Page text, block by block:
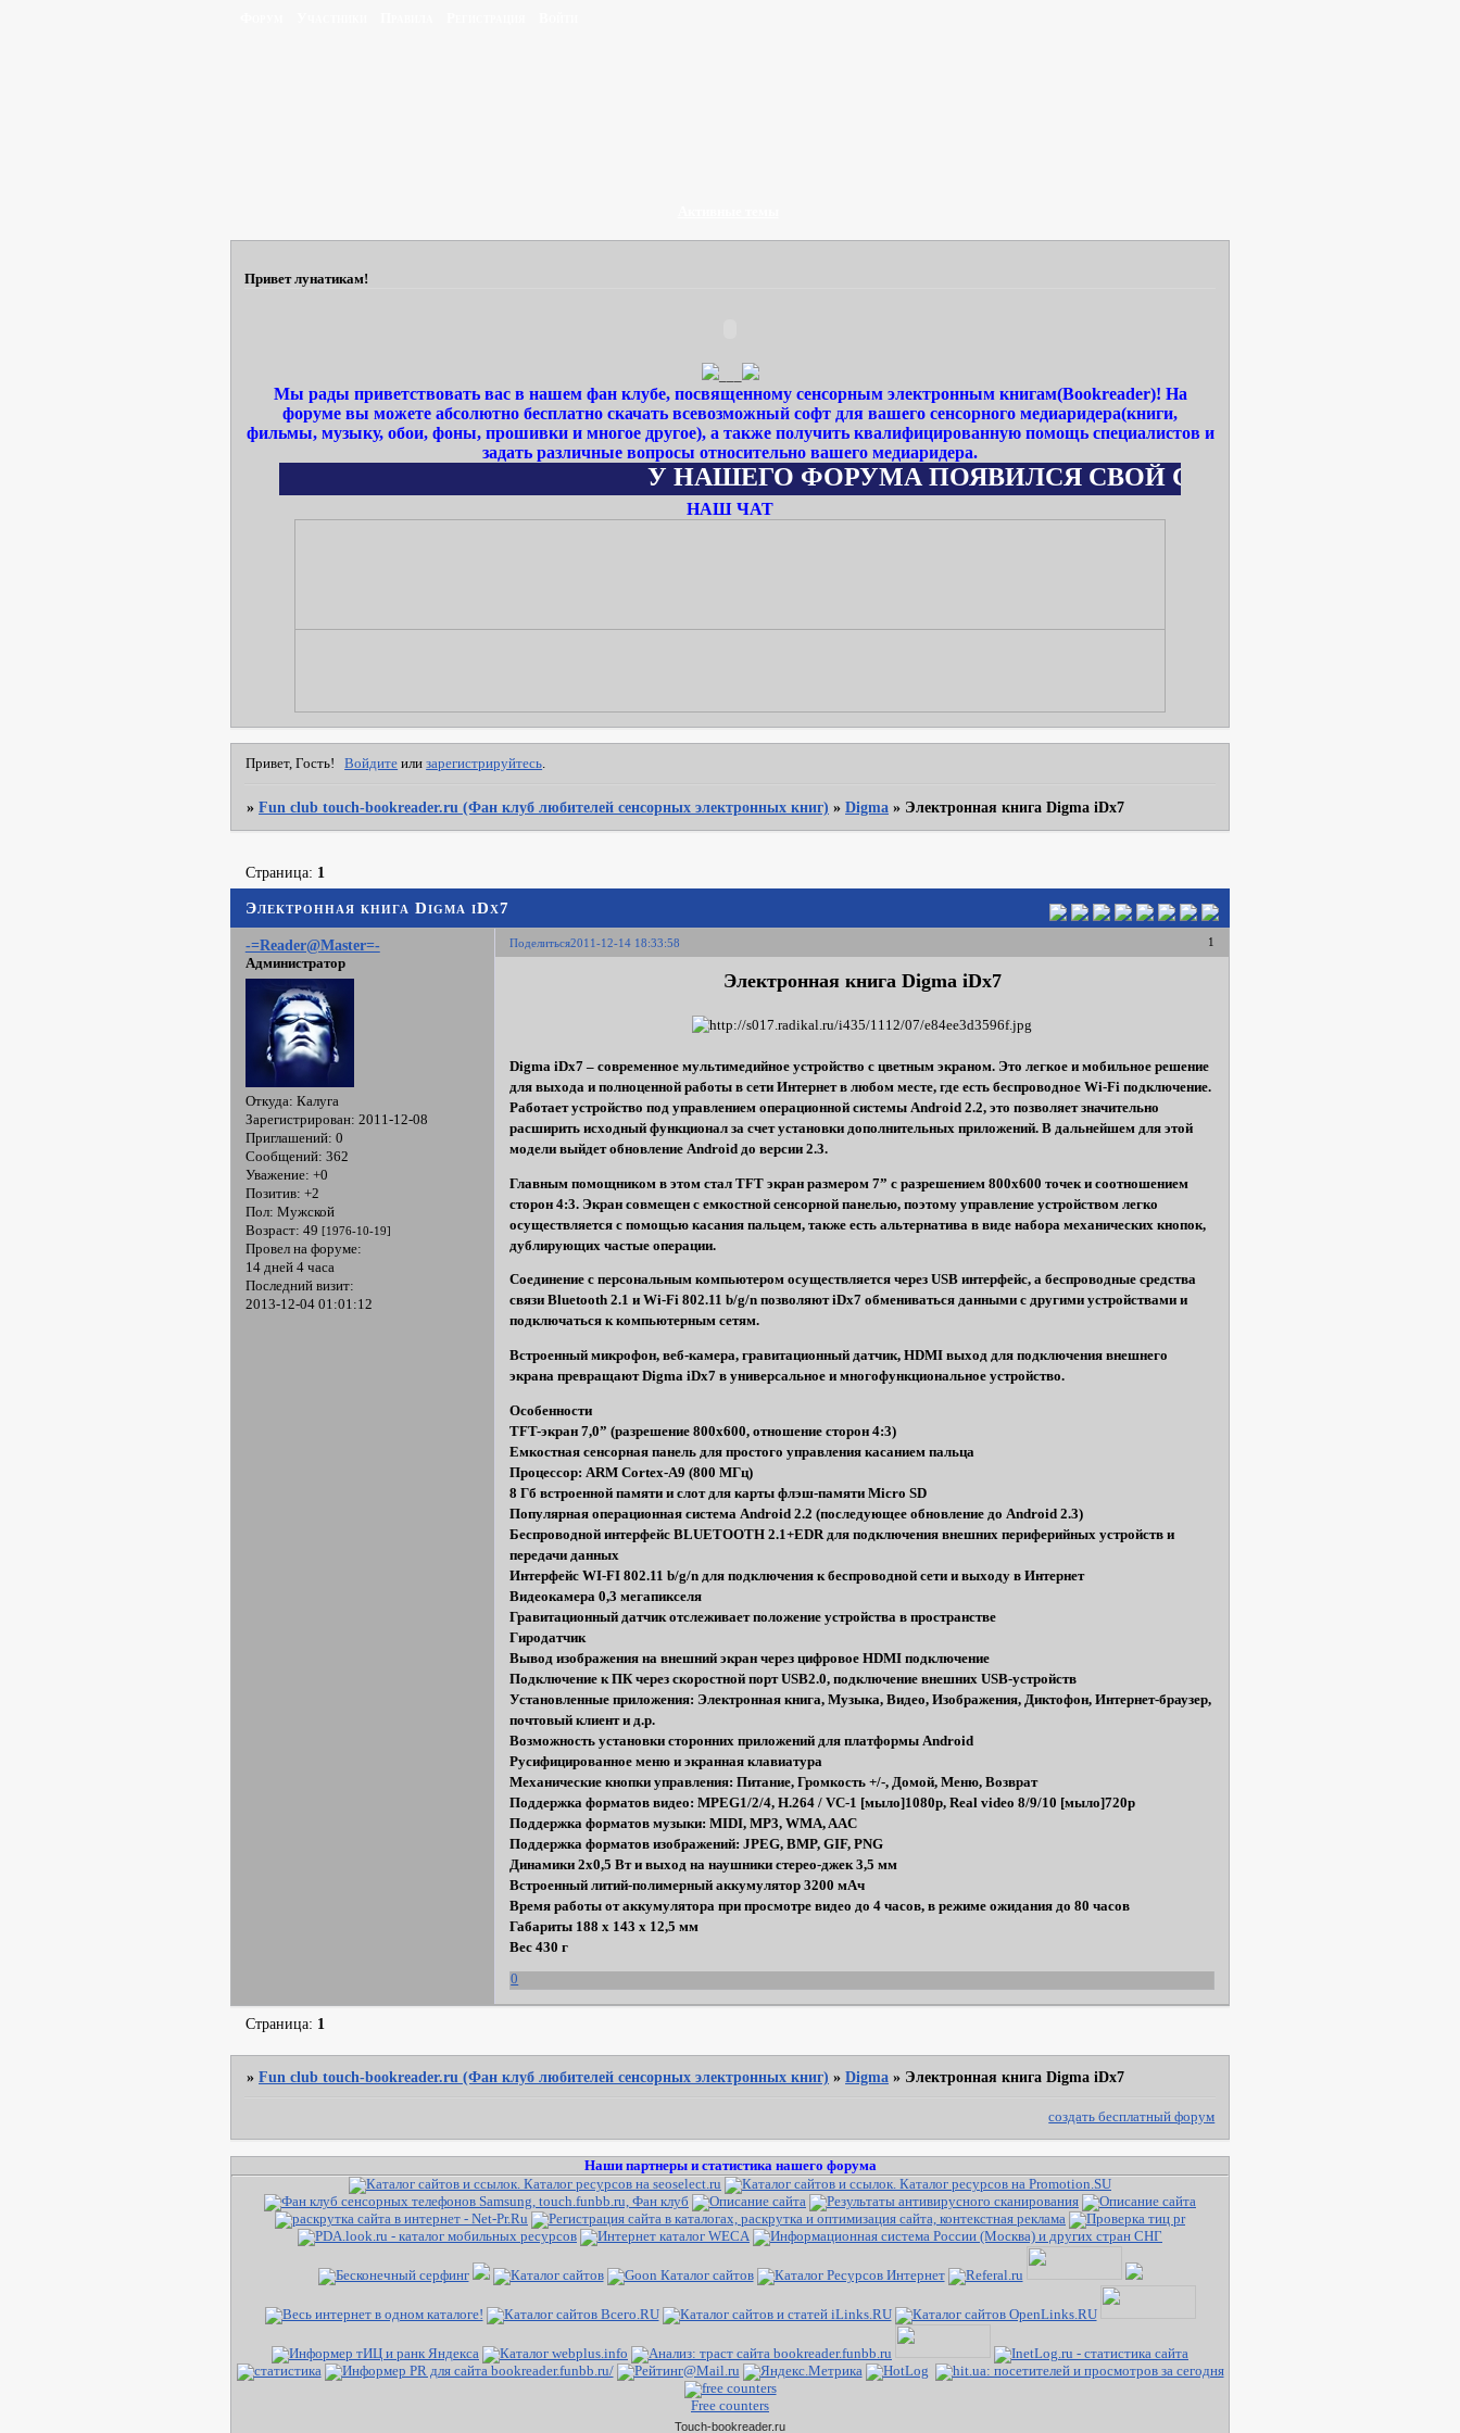
Привет лунатикам!
___
Мы рады приветствовать вас в нашем фан клубе, посвященному сенсорным электронным книгам(Bookreader)! На
форуме вы можете абсолютно бесплатно скачать всевозможный софт для вашего сенсорного медиаридера(книги,
фильмы, музыку, обои, фоны, прошивки и многое другое), а также получить квалифицированную помощь специалистов и
задать различные вопросы относительно вашего медиаридера.
У НАШЕГО ФОРУМА ПОЯВИЛСЯ СВОЙ САЙТ WWW.MEDIA-
НАШ ЧАТ
Привет, Гость! Войдите илизарегистрируйтесь
»Fun club touch-bookreader.ru (Фан клуб любителей сенсорных электронных книг) »Digma » Электронная книга Digma iDx7
Электронная книга Digma iDx7
Страница: 1
Поделиться 1
2011-12-14 18:33:58
-=Reader@Master=-
Администратор
Откуда: Калуга
Зарегистрирован: 2011-12-08
Приглашений: 0
Сообщений: 362
Уважение: +0
Позитив: +2
Пол: Мужской
Возраст: 49 [1976-10-19]
Провел на форуме:
14 дней 4 часа
Последний визит:
2013-12-04 01:01:12
Электронная книга Digma iDx7
Digma iDx7 – современное мультимедийное устройство с цветным экраном. Это легкое и мобильное решение
для выхода и полноценной работы в сети Интернет в любом месте, где есть беспроводное Wi-Fi подключение.
Работает устройство под управлением операционной системы Android 2.2, это позволяет значительно
расширить исходный функционал за счет установки дополнительных приложений. В дальнейшем для этой
модели выйдет обновление Android до версии 2.3.
Главным помощником в этом стал TFT экран размером 7” с разрешением 800x600 точек и соотношением
сторон 4:3. Экран совмещен с емкостной сенсорной панелью, поэтому управление устройством легко
осуществляется с помощью касания пальцем, также есть альтернатива в виде набора механических кнопок,
дублирующих частые операции.
Соединение с персональным компьютером осуществляется через USB интерфейс, а беспроводные средства
связи Bluetooth 2.1 и Wi-Fi 802.11 b/g/n позволяют iDx7 обмениваться данными с другими устройствами и
подключаться к компьютерным сетям.
Встроенный микрофон, веб-камера, гравитационный датчик, HDMI выход для подключения внешнего
экрана превращают Digma iDx7 в универсальное и многофункциональное устройство.
Особенности
TFT-экран 7,0” (разрешение 800x600, отношение сторон 4:3)
Емкостная сенсорная панель для простого управления касанием пальца
Процессор: ARM Cortex-A9 (800 МГц)
8 Гб встроенной памяти и слот для карты флэш-памяти Micro SD
Популярная операционная система Android 2.2 (последующее обновление до Android 2.3)
Беспроводной интерфейс BLUETOOTH 2.1+EDR для подключения внешних периферийных устройств и
передачи данных
Интерфейс WI-FI 802.11 b/g/n для подключения к беспроводной сети и выходу в Интернет
Видеокамера 0,3 мегапикселя
Гравитационный датчик отслеживает положение устройства в пространстве
Гиродатчик
Вывод изображения на внешний экран через цифровое HDMI подключение
Подключение к ПК через скоростной порт USB2.0, подключение внешних USB-устройств
Установленные приложения: Электронная книга, Музыка, Видео, Изображения, Диктофон, Интернет-браузер,
почтовый клиент и д.р.
Возможность установки сторонних приложений для платформы Android
Русифицированное меню и экранная клавиатура
Механические кнопки управления: Питание, Громкость +/-, Домой, Меню, Возврат
Поддержка форматов видео: MPEG1/2/4, H.264 / VC-1 [мыло]1080p, Real video 8/9/10 [мыло]720p
Поддержка форматов музыки: MIDI, MP3, WMA, AAC
Поддержка форматов изображений: JPEG, BMP, GIF, PNG
Динамики 2x0,5 Вт и выход на наушники стерео-джек 3,5 мм
Встроенный литий-полимерный аккумулятор 3200 мАч
Время работы от аккумулятора при просмотре видео до 4 часов, в режиме ожидания до 80 часов
Габариты 188 x 143 x 12,5 мм
Вес 430 г
0
Страница: 1
»Fun club touch-bookreader.ru (Фан клуб любителей сенсорных электронных книг) »Digma » Электронная книга Digma iDx7
создать бесплатный форум
Наши партнеры и статистика нашего форума
Free counters
Touch-bookreader.ru